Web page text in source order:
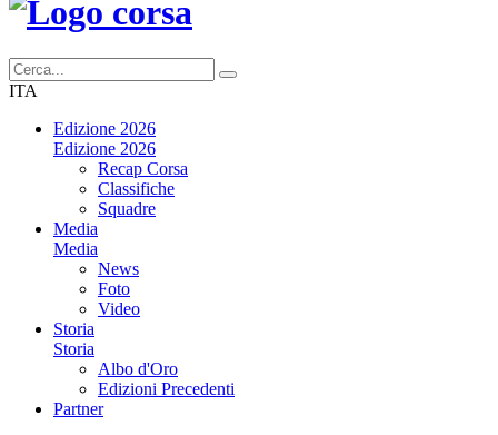
ITA
Edizione 2026
Edizione 2026
Recap Corsa
Classifiche
Squadre
Media
Media
News
Foto
Video
Storia
Storia
Albo d'Oro
Edizioni Precedenti
Partner